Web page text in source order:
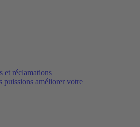
et réclamations
puissions améliorer votre